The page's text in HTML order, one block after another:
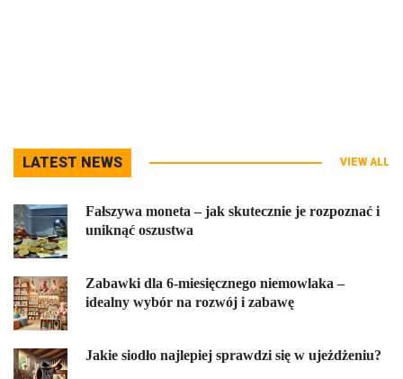
LATEST NEWS VIEW ALL
Fałszywa moneta – jak skutecznie je rozpoznać i
uniknąć oszustwa
Zabawki dla 6-miesięcznego niemowlaka –
idealny wybór na rozwój i zabawę
Jakie siodło najlepiej sprawdzi się w ujeżdżeniu?